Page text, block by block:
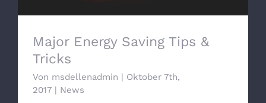
Major Energy Saving Tips &
Tricks
Von msdellenadmin | Oktober 7th,
2017 | News